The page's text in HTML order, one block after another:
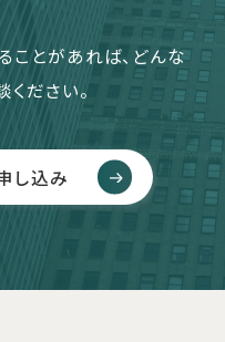
ことがあれば、どんな
ださい。
し込み